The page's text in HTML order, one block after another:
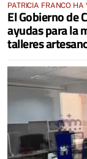
PATRICIA FRANCO HA
PEÑO EN
El Gobierno de
ayudas para la
talleres